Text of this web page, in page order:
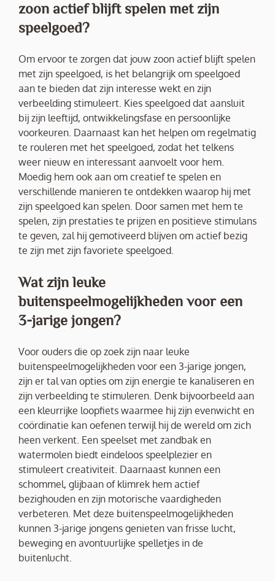
zoon actief blijft spelen met zijn
speelgoed?
Om ervoor te zorgen dat jouw zoon actief blijft spelen
met zijn speelgoed, is het belangrijk om speelgoed
aan te bieden dat zijn interesse wekt en zijn
verbeelding stimuleert. Kies speelgoed dat aansluit
bij zijn leeftijd, ontwikkelingsfase en persoonlijke
voorkeuren. Daarnaast kan het helpen om regelmatig
te rouleren met het speelgoed, zodat het telkens
weer nieuw en interessant aanvoelt voor hem.
Moedig hem ook aan om creatief te spelen en
verschillende manieren te ontdekken waarop hij met
zijn speelgoed kan spelen. Door samen met hem te
spelen, zijn prestaties te prijzen en positieve stimulans
te geven, zal hij gemotiveerd blijven om actief bezig
te zijn met zijn favoriete speelgoed.
Wat zijn leuke
buitenspeelmogelijkheden voor een
3-jarige jongen?
Voor ouders die op zoek zijn naar leuke
buitenspeelmogelijkheden voor een 3-jarige jongen,
zijn er tal van opties om zijn energie te kanaliseren en
zijn verbeelding te stimuleren. Denk bijvoorbeeld aan
een kleurrijke loopfiets waarmee hij zijn evenwicht en
coördinatie kan oefenen terwijl hij de wereld om zich
heen verkent. Een speelset met zandbak en
watermolen biedt eindeloos speelplezier en
stimuleert creativiteit. Daarnaast kunnen een
schommel, glijbaan of klimrek hem actief
bezighouden en zijn motorische vaardigheden
verbeteren. Met deze buitenspeelmogelijkheden
kunnen 3-jarige jongens genieten van frisse lucht,
beweging en avontuurlijke spelletjes in de
buitenlucht.